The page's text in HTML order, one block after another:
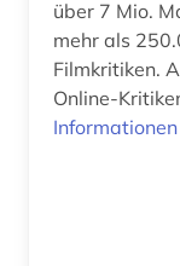
über 7 Mio.
mehr als
Filmkritiken.
Online-
Informationen